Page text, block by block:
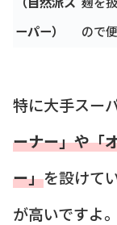
ーパー）
ので
特に大手スー
ーナー」や「
ー」を設けて
が高いですよ。